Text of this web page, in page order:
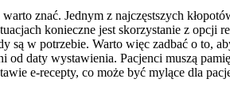
znać. Jednym z najczęstszych
konieczne jest skorzystanie z opcji
w potrzebie. Warto więc zadbać o to,
daty wystawienia. Pacjenci muszą
e-recepty, co może być mylące dla